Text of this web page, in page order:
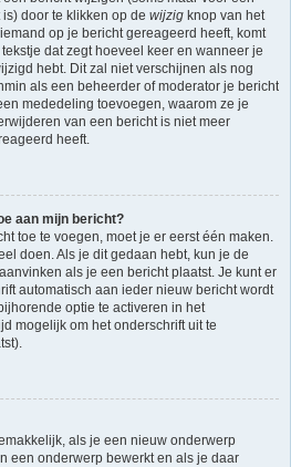
door te klikken op de wijzig knop van het
op je bericht gereageerd heeft, komt
dat zegt hoeveel keer en wanneer je
hebt. Dit zal niet verschijnen als nog
als een beheerder of moderator je bericht
mededeling toevoegen, waarom ze je
van een bericht is niet meer
heeft.
aan mijn bericht?
toe te voegen, moet je er eerst één maken.
doen. Als je dit gedaan hebt, kun je de
aanvinken als je een bericht plaatst. Je kunt er
automatisch aan ieder nieuw bericht wordt
optie te activeren in het
mogelijk om het onderschrift uit te
als je een nieuw onderwerp
een onderwerp bewerkt en als je daar